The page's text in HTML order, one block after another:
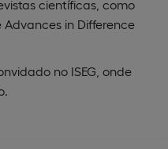
científicas, como
in Difference
no ISEG, onde